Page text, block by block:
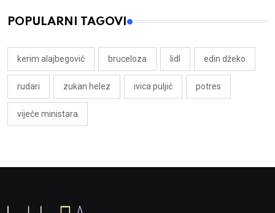
POPULARNI TAGOVI
kerim alajbegović bruceloza lidl edin džeko
rudari zukan helez ivica puljić potres
vijeće ministara